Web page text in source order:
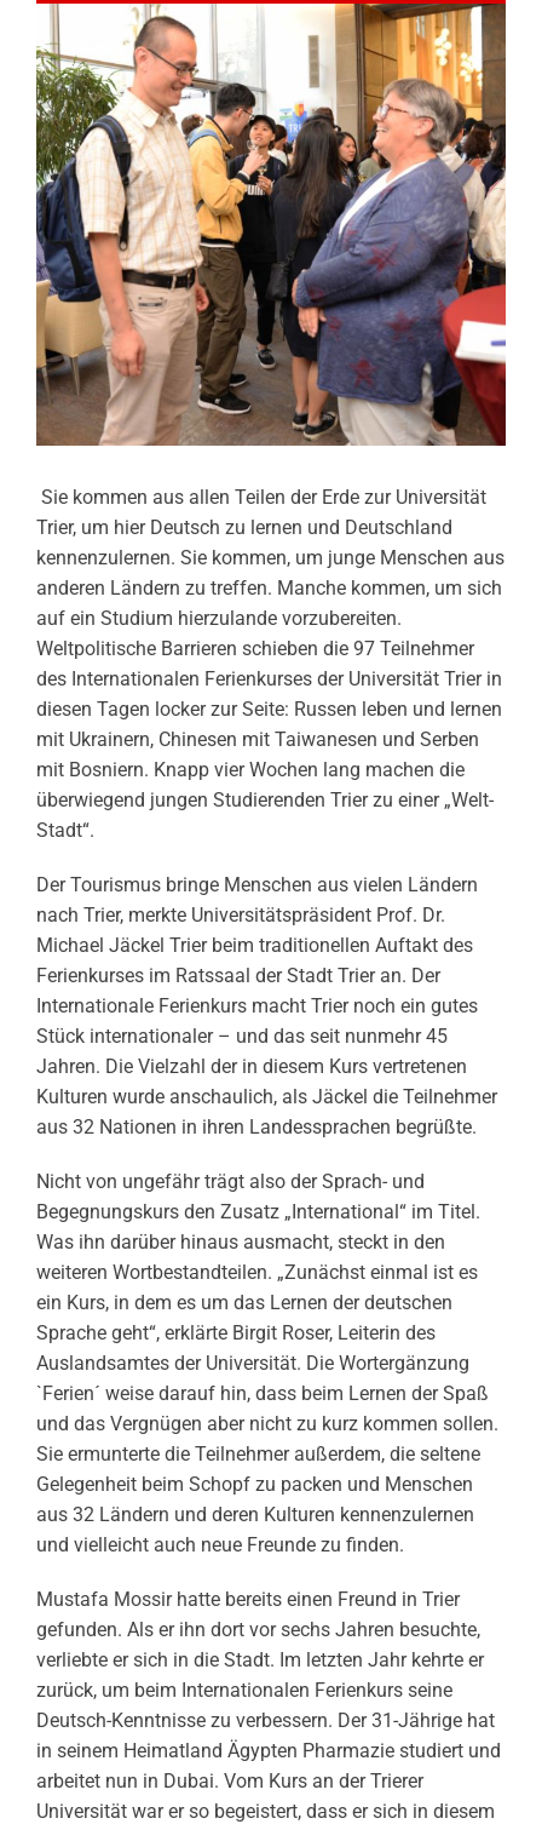
Sie kommen aus allen Teilen der Erde zur Universität
Trier, um hier Deutsch zu lernen und Deutschland
kennenzulernen. Sie kommen, um junge Menschen aus
anderen Ländern zu treffen. Manche kommen, um sich
auf ein Studium hierzulande vorzubereiten.
Weltpolitische Barrieren schieben die 97 Teilnehmer
des Internationalen Ferienkurses der Universität Trier in
diesen Tagen locker zur Seite: Russen leben und lernen
mit Ukrainern, Chinesen mit Taiwanesen und Serben
mit Bosniern. Knapp vier Wochen lang machen die
überwiegend jungen Studierenden Trier zu einer „Welt-
Stadt“.
Der Tourismus bringe Menschen aus vielen Ländern
nach Trier, merkte Universitätspräsident Prof. Dr.
Michael Jäckel Trier beim traditionellen Auftakt des
Ferienkurses im Ratssaal der Stadt Trier an. Der
Internationale Ferienkurs macht Trier noch ein gutes
Stück internationaler – und das seit nunmehr 45
Jahren. Die Vielzahl der in diesem Kurs vertretenen
Kulturen wurde anschaulich, als Jäckel die Teilnehmer
aus 32 Nationen in ihren Landessprachen begrüßte.
Nicht von ungefähr trägt also der Sprach- und
Begegnungskurs den Zusatz „International“ im Titel.
Was ihn darüber hinaus ausmacht, steckt in den
weiteren Wortbestandteilen. „Zunächst einmal ist es
ein Kurs, in dem es um das Lernen der deutschen
Sprache geht“, erklärte Birgit Roser, Leiterin des
Auslandsamtes der Universität. Die Wortergänzung
`Ferien´ weise darauf hin, dass beim Lernen der Spaß
und das Vergnügen aber nicht zu kurz kommen sollen.
Sie ermunterte die Teilnehmer außerdem, die seltene
Gelegenheit beim Schopf zu packen und Menschen
aus 32 Ländern und deren Kulturen kennenzulernen
und vielleicht auch neue Freunde zu finden.
Mustafa Mossir hatte bereits einen Freund in Trier
gefunden. Als er ihn dort vor sechs Jahren besuchte,
verliebte er sich in die Stadt. Im letzten Jahr kehrte er
zurück, um beim Internationalen Ferienkurs seine
Deutsch-Kenntnisse zu verbessern. Der 31-Jährige hat
in seinem Heimatland Ägypten Pharmazie studiert und
arbeitet nun in Dubai. Vom Kurs an der Trierer
Universität war er so begeistert, dass er sich in diesem